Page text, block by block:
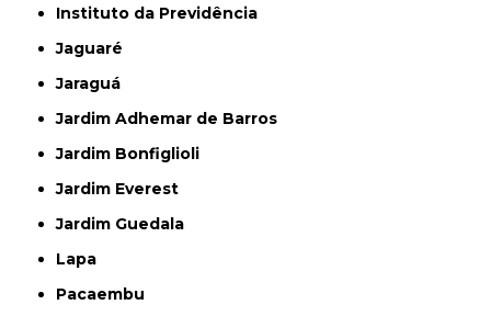
Instituto da Previdência
Jaguaré
Jaraguá
Jardim Adhemar de Barros
Jardim Bonfiglioli
Jardim Everest
Jardim Guedala
Lapa
Pacaembu